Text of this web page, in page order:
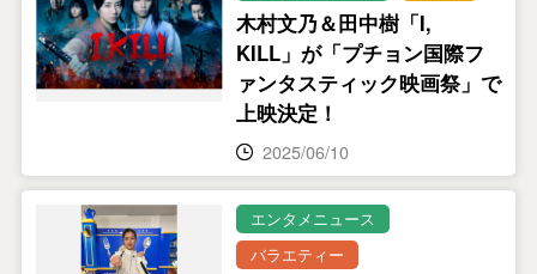
木村文乃＆田中樹「I,
KILL」が「プチョン国際フ
ァンタスティック映画祭」で
上映決定！
2025/06/10
エンタメニュース
バラエティー